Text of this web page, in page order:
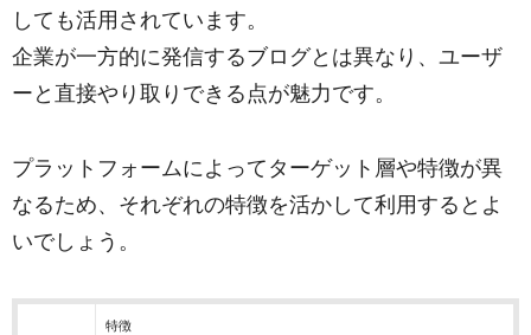
しても活用されています。
企業が一方的に発信するブログとは異なり、ユーザ
ーと直接やり取りできる点が魅力です。
プラットフォームによってターゲット層や特徴が異
なるため、それぞれの特徴を活かして利用するとよ
いでしょう。
特徴